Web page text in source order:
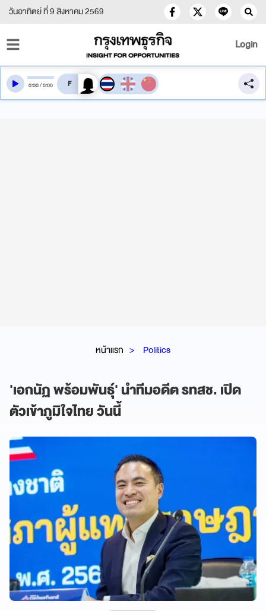
วันอาทิตย์ ที่ 9 สิงหาคม 2569
Login
หน้าแรก Politics
'เอกนัฏ พร้อมพันธุ์' นำทีมอดีต รทสช. เปิด
ตัวเข้าภูมิใจไทย วันนี้
0:00/0:00 สลับเสียงอ่าน